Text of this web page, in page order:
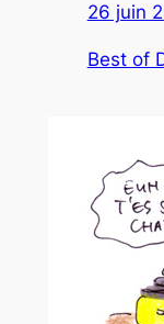
26 juin
Best of